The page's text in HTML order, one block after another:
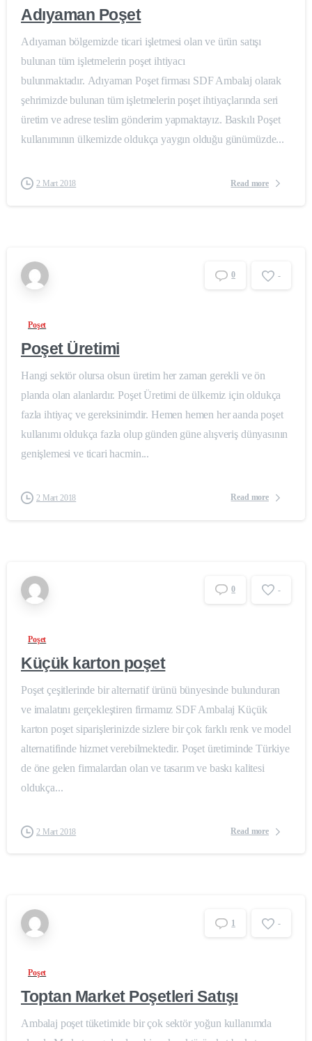
Adıyaman Poşet
Adıyaman bölgemizde ticari işletmesi olan ve ürün satışı
bulunan tüm işletmelerin poşet ihtiyacı
bulunmaktadır. Adıyaman Poşet firması SDF Ambalaj olarak
şehrimizde bulunan tüm işletmelerin poşet ihtiyaçlarında seri
üretim ve adrese teslim gönderim yapmaktayız. Baskılı Poşet
kullanımının ülkemizde oldukça yaygın olduğu günümüzde...
2 Mart 2018 Read more
0 -
Poşet
Poşet Üretimi
Hangi sektör olursa olsun üretim her zaman gerekli ve ön
planda olan alanlardır. Poşet Üretimi de ülkemiz için oldukça
fazla ihtiyaç ve gereksinimdir. Hemen hemen her aanda poşet
kullanımı oldukça fazla olup günden güne alışveriş dünyasının
genişlemesi ve ticari hacmin...
2 Mart 2018 Read more
0 -
Poşet
Küçük karton poşet
Poşet çeşitlerinde bir alternatif ürünü bünyesinde bulunduran
ve imalatını gerçekleştiren firmamız SDF Ambalaj Küçük
karton poşet siparişlerinizde sizlere bir çok farklı renk ve model
alternatifinde hizmet verebilmektedir. Poşet üretiminde Türkiye
de öne gelen firmalardan olan ve tasarım ve baskı kalitesi
oldukça...
2 Mart 2018 Read more
1 -
Poşet
Toptan Market Poşetleri Satışı
Ambalaj poşet tüketimide bir çok sektör yoğun kullanımda